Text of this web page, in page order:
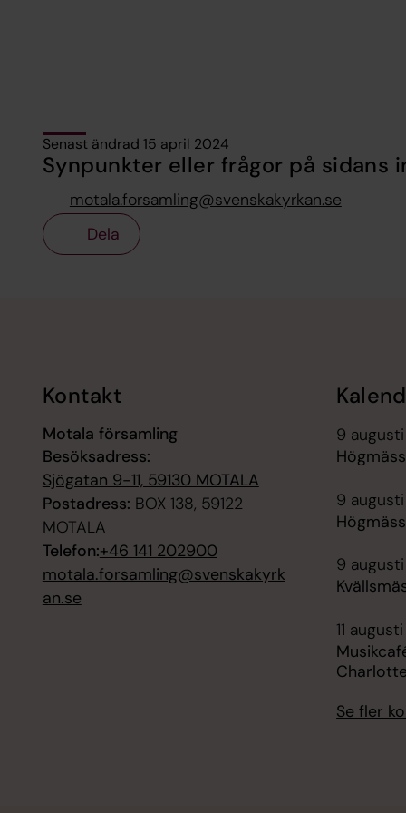
Senast ändrad 15 april 2024
Synpunkter eller frågor på sidans
motala.forsamling@svenskakyrkan.se
Dela
Kontakt
Motala församling
Besöksadress:
Sjögatan 9-11, 59130 MOTALA
Postadress: BOX 138, 59122
MOTALA
Telefon:+46 141 202900
motala.forsamling@svenskakyrk
an.se
9
9 augusti
9
11
Se fler